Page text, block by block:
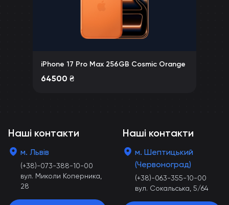
iPhone 17 Pro Max 256GB Cosmic Orange
64500 ₴
Наші контакти
м. Львів
(+38)-073-388-10-00
вул. Миколи Коперника,
28
Наші контакти
м. Шептицький
(Червоноград)
(+38)-063-355-10-00
вул. Сокальська, 5/64